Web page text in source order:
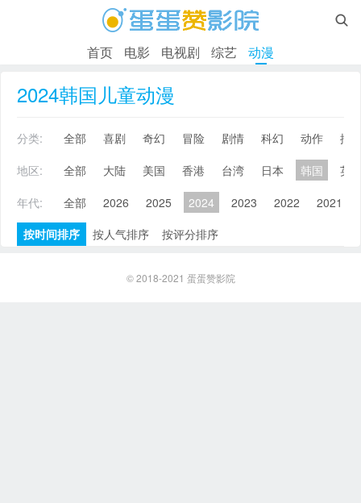

首页 电影 电视剧 综艺 动漫
2024韩国儿童动漫
分类: 全部 喜剧 奇幻 冒险 剧情 科幻 动作
搞
地区:
全部 大陆 美国 香港 台湾 日本 韩国
英
年代:
全部 2026 2025 2024 2023 2022 2021
按时间排序
按人气排序 按评分排序
© 2018-2021 蛋蛋赞影院